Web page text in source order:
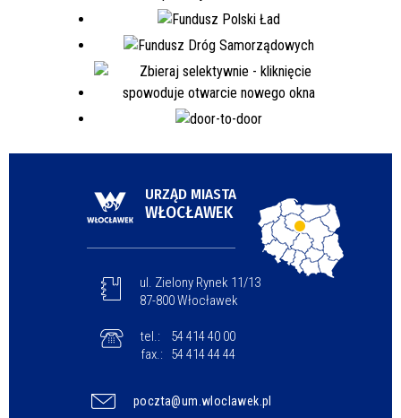
URZĄD MIASTA
WŁOCŁAWEK
ul. Zielony Rynek 11/13
87-800 Włocławek
tel.:
54 414 40 00
fax.:
54 414 44 44
poczta@um.wloclawek.pl